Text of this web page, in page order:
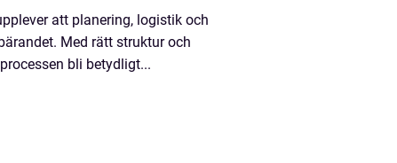
att planering, logistik och
Med rätt struktur och
bli betydligt...